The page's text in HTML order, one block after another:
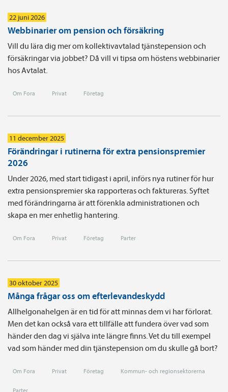
22 juni 2026
Webbinarier om pension och försäkring
Vill du lära dig mer om kollektivavtalad tjänstepension och
försäkringar via jobbet? Då vill vi tipsa om höstens webbinarier
hos Avtalat.
Om Fora Privat Företag
11 december 2025
Förändringar i rutinerna för extra pensionspremier
2026
Under 2026, med start tidigast i april, införs nya rutiner för hur
extra pensionspremier ska rapporteras och faktureras. Syftet
med förändringarna är att förenkla administrationen och
skapa en mer enhetlig hantering.
Om Fora Privat Företag Parter
30 oktober 2025
Många frågar oss om efterlevandeskydd
Allhelgonahelgen är en tid för att minnas dem vi har förlorat.
Men det kan också vara ett tillfälle att fundera över vad som
händer den dag vi själva inte längre finns. Vet du till exempel
vad som händer med din tjänstepension om du skulle gå bort?
Om Fora Privat Företag Kommun- och regionsektorerna
Parter